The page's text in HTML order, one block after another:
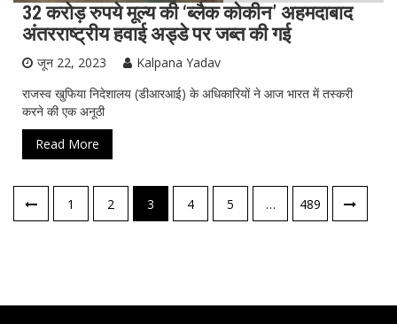
32 करोड़ रुपये मूल्‍य की ‘ब्लैक कोकीन’ अहमदाबाद
अंतरराष्ट्रीय हवाई अड्डे पर जब्त की गई
जून 22, 2023
Kalpana Yadav
राजस्व खुफिया निदेशालय (डीआरआई) के अधिकारियों ने आज भारत में तस्करी
करने की एक अनूठी
Read More
पोस्ट्स
नेविगेशन
1 2 3 4 5 … 489